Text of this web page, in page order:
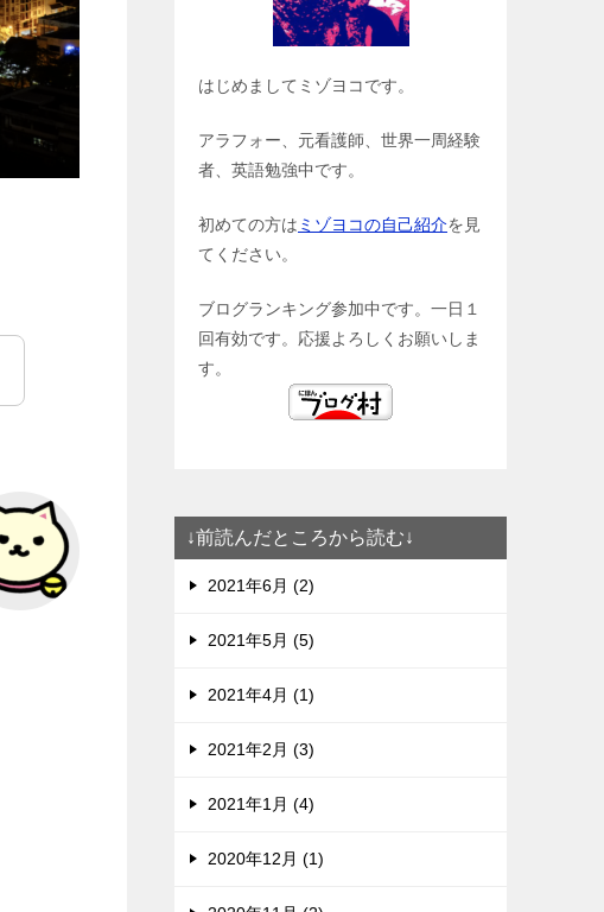
はじめましてミゾヨコです。
アラフォー、元看護師、世界一周経験
者、英語勉強中です。
初めての方は ミゾヨコの自己紹介を見
てください。
ブログランキング参加中です。一日１
回有効です。応援よろしくお願いしま
す。
↓前読んだところから読む↓
2021年6月 (2)
2021年5月 (5)
2021年4月 (1)
2021年2月 (3)
2021年1月 (4)
2020年12月 (1)